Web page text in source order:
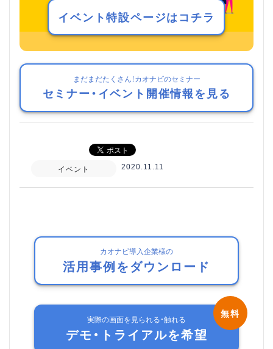
イベント特設ページはコチラ
まだまだたくさん！カオナビのセミナー
セミナー・イベント開催情報を見る
イベント 2020.11.11
カオナビ導入企業様の
活用事例をダウンロード
実際の画面を見られる・触れる
デモ・トライアルを希望